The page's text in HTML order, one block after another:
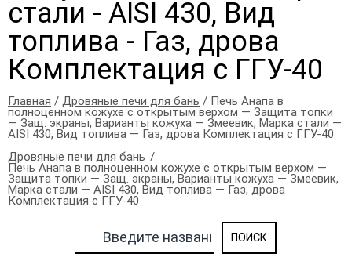
стали - AISI 430, Вид
топлива - Газ, дрова
Комплектация с ГГУ-40
Главная / Дровяные печи для бань / Печь Анапа в
полноценном кожухе с открытым верхом — Защита топки
— Защ. экраны, Варианты кожуха — Змеевик, Марка стали —
AISI 430, Вид топлива — Газ, дрова Комплектация с ГГУ-40
Дровяные печи для бань
Печь Анапа в полноценном кожухе с открытым верхом —
Защита топки — Защ. экраны, Варианты кожуха — Змеевик,
Марка стали — AISI 430, Вид топлива — Газ, дрова
Комплектация с ГГУ-40